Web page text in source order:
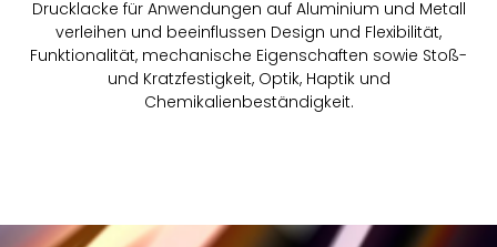
Drucklacke für Anwendungen auf Aluminium und Metall
verleihen und beeinflussen Design und Flexibilität,
Funktionalität, mechanische Eigenschaften sowie Stoß-
und Kratzfestigkeit, Optik, Haptik und
Chemikalienbeständigkeit.